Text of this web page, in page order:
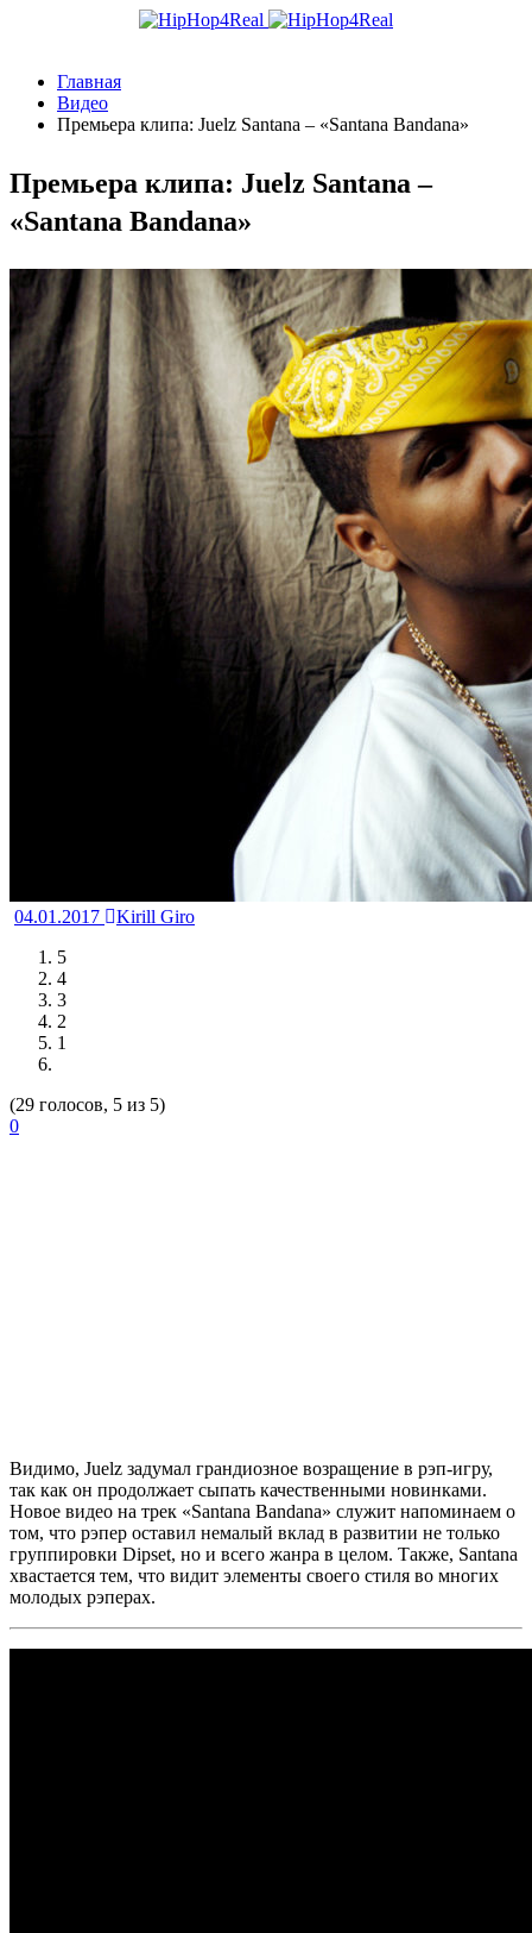
Главная
Видео
Премьера клипа: Juelz Santana – «Santana Bandana»
Премьера клипа: Juelz Santana –
«Santana Bandana»
04.01.2017
Kirill Giro
5
4
3
2
1
(29 голосов, 5 из 5)
0
Видимо, Juelz задумал грандиозное возращение в рэп-игру,
так как он продолжает сыпать качественными новинками.
Новое видео на трек «Santana Bandana» служит напоминаем о
том, что рэпер оставил немалый вклад в развитии не только
группировки Dipset, но и всего жанра в целом. Также, Santana
хвастается тем, что видит элементы своего стиля во многих
молодых рэперах.